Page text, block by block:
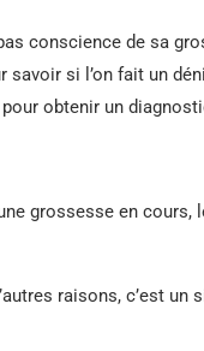
conscience de sa
si l’on fait un
obtenir un
grossesse en cours,
raisons, c’est un